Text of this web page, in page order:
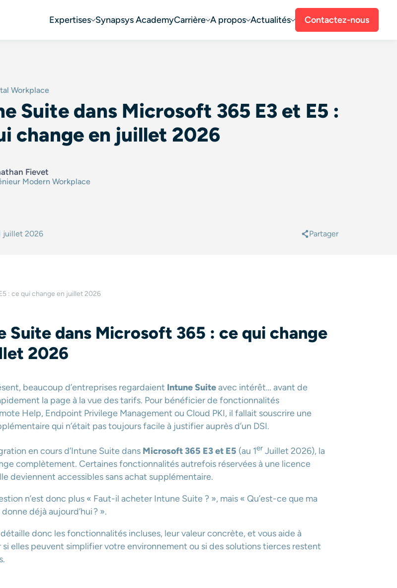
Expertises Synapsys AcademyCarrière A propos Actualités Contactez-nous
Suite dans Microsoft 365 E3 et E5 :
change en juillet 2026
Workplace
Fievet
Modern Workplace
juillet 2026 Partager
: ce qui change en juillet 2026
Suite dans Microsoft 365 : ce qui change
2026
beaucoup d’entreprises regardaient Intune Suiteavec intérêt… avant de
la page à la vue des tarifs. Pour bénéficier de fonctionnalités
Help, Endpoint Privilege Management ou Cloud PKI, il fallait souscrire une
qui n’était pas toujours facile à justifier auprès d’un DSI.
en cours d’Intune Suite dans Microsoft 365 E3 et E5 (au 1er Juillet 2026), la
complètement. Certaines fonctionnalités autrefois réservées à une licence
deviennent accessibles sans achat supplémentaire.
n’est donc plus « Faut-il acheter Intune Suite ? », mais « Qu’est-ce que ma
déjà aujourd’hui ? ».
donc les fonctionnalités incluses, leur valeur concrète, et vous aide à
elles peuvent simplifier votre environnement ou si des solutions tierces restent